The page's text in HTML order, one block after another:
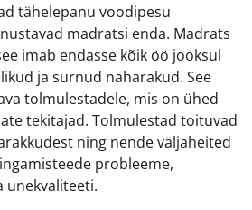
tähelepanu voodipesu
madratsi enda. Madrats
imab endasse kõik öö jooksul
ja surnud naharakud. See
tolmulestadele, mis on ühed
tekitajad. Tolmulestad toituvad
ning nende väljaheited
probleeme,
unekvaliteeti.